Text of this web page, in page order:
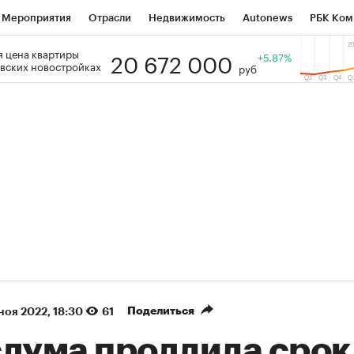
Мероприятия Отрасли Недвижимость Autonews РБК
РБК Образование Тренды
цена квартиры
новостройках
20 672 000 руб
+5.87%
2022, 18:30 61 Поделиться